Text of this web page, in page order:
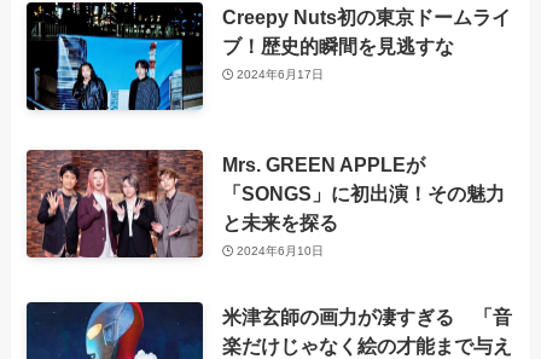
Creepy Nuts初の東京ドームライ
ブ！歴史的瞬間を見逃すな
2024年6月17日
Mrs. GREEN APPLEが
「SONGS」に初出演！その魅力
と未来を探る
2024年6月10日
米津玄師の画力が凄すぎる 「音
楽だけじゃなく絵の才能まで与え